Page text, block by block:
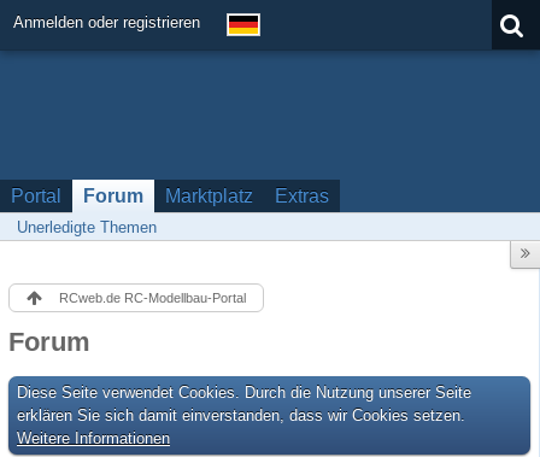
Anmelden oder registrieren
Portal Forum Marktplatz Extras
Unerledigte Themen
RCweb.de RC-Modellbau-Portal
Forum
Diese Seite verwendet Cookies. Durch die Nutzung unserer Seite
erklären Sie sich damit einverstanden, dass wir Cookies setzen.
Weitere Informationen